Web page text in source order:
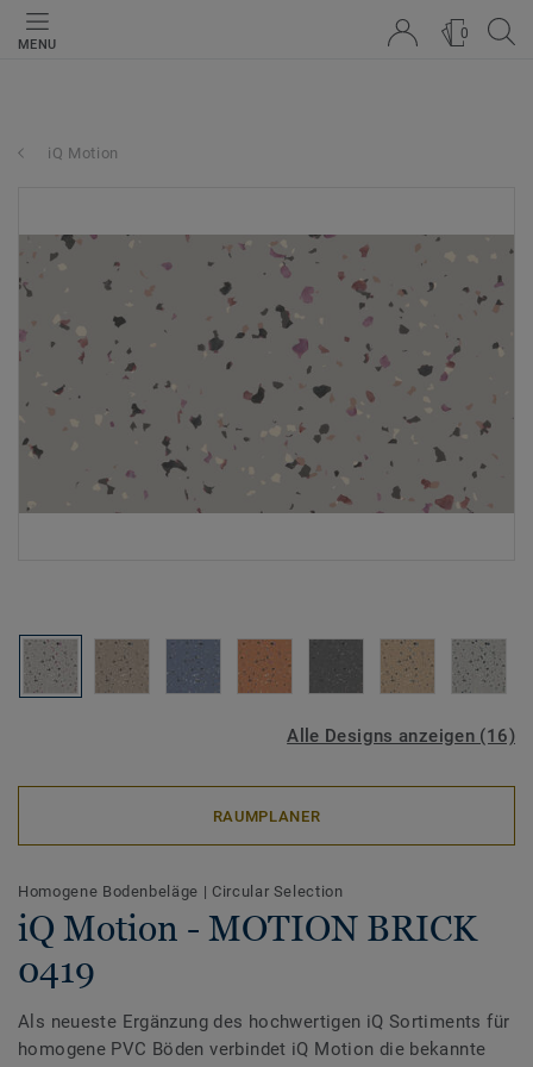
MENU
0
iQ Motion
Alle Designs anzeigen (16)
RAUMPLANER
Homogene Bodenbeläge | Circular Selection
iQ Motion - MOTION BRICK
0419
Als neueste Ergänzung des hochwertigen iQ Sortiments für
homogene PVC Böden verbindet iQ Motion die bekannte